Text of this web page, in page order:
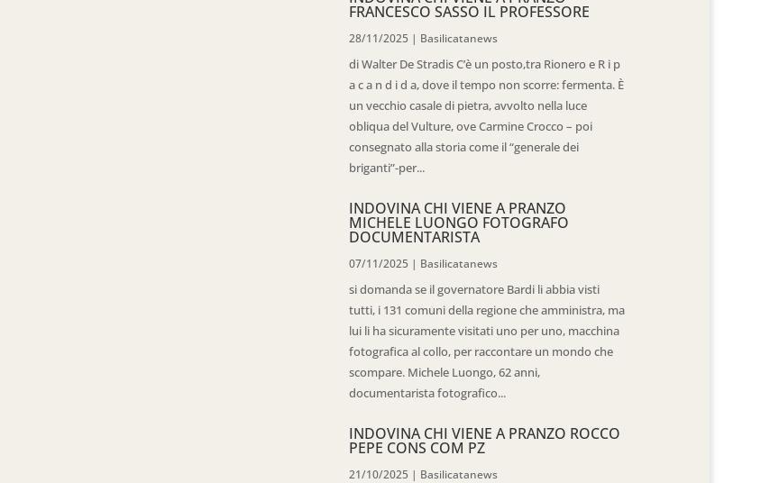
FRANCESCO SASSO IL PROFESSORE
28/11/2025 | Basilicatanews
di Walter De Stradis C’è un posto,tra Rionero e R i p
a c a n d i d a, dove il tempo non scorre: fermenta. È
un vecchio casale di pietra, avvolto nella luce
obliqua del Vulture, ove Carmine Crocco – poi
consegnato alla storia come il “generale dei
briganti”-per...
INDOVINA CHI VIENE A PRANZO
MICHELE LUONGO FOTOGRAFO
DOCUMENTARISTA
07/11/2025 | Basilicatanews
si domanda se il governatore Bardi li abbia visti
tutti, i 131 comuni della regione che amministra, ma
lui li ha sicuramente visitati uno per uno, macchina
fotografica al collo, per raccontare un mondo che
scompare. Michele Luongo, 62 anni,
documentarista fotografico...
INDOVINA CHI VIENE A PRANZO ROCCO
PEPE CONS COM PZ
21/10/2025 | Basilicatanews